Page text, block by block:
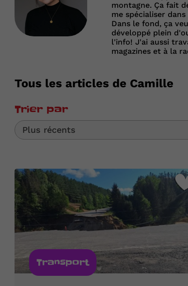
montagne. Ça fait
me spécialiser
Dans le fond, ça
développé plein
l'info! J'ai aussi
magazines et à la
Tous les articles de Camille
Trier par
Plus récents
Transport